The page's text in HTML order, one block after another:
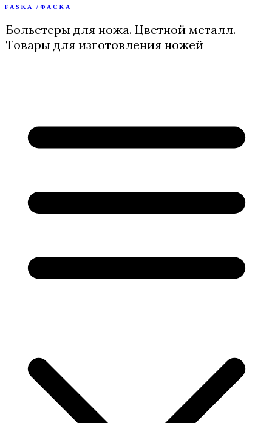
Перейти
содержимому
FASKA /ФАСКА
Больстеры для ножа. Цветной металл.
Товары для изготовления ножей